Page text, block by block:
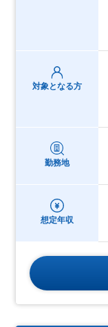
対象となる方
勤務地
想定年収